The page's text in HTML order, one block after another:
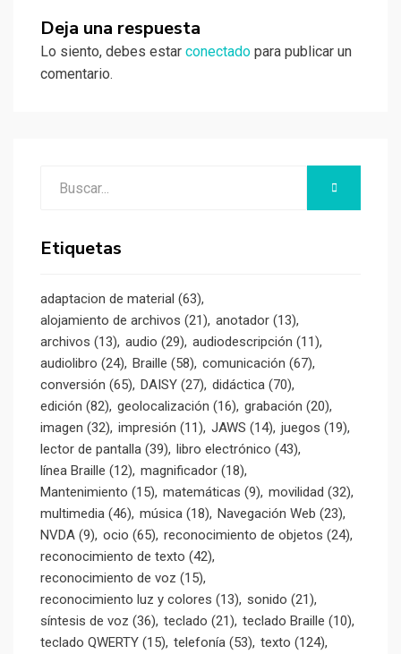
Deja una respuesta
Lo siento, debes estar conectado para publicar un
comentario.
BUSCAR
Etiquetas
adaptacion de material (63)
alojamiento de archivos (21) anotador (13)
archivos (13) audio (29) audiodescripción (11)
audiolibro (24) Braille (58) comunicación (67)
conversión (65) DAISY (27) didáctica (70)
edición (82) geolocalización (16) grabación (20)
imagen (32) impresión (11) JAWS (14) juegos (19)
lector de pantalla (39) libro electrónico (43)
línea Braille (12) magnificador (18)
Mantenimiento (15) matemáticas (9) movilidad (32)
multimedia (46) música (18) Navegación Web (23)
NVDA (9) ocio (65) reconocimiento de objetos (24)
reconocimiento de texto (42)
reconocimiento de voz (15)
reconocimiento luz y colores (13) sonido (21)
síntesis de voz (36) teclado (21) teclado Braille (10)
teclado QWERTY (15) telefonía (53) texto (124)